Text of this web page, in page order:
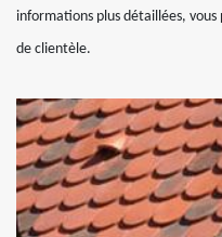
informations plus détaillées,
de clientèle.